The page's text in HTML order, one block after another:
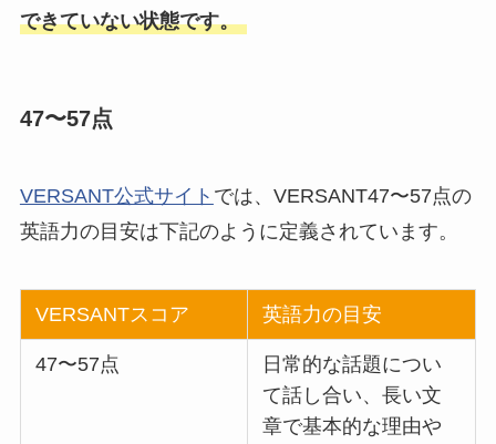
できていない状態です。
47〜57点
VERSANT公式サイト では、VERSANT47〜57点の
英語力の目安は下記のように定義されています。
VERSANTスコア 英語力の目安
47〜57点
日常的な話題につい
て話し合い、長い文
章で基本的な理由や